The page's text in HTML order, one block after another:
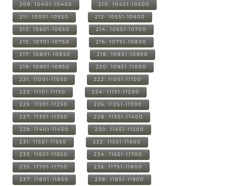
209: 10401-10450 210: 10451-10500
211: 10501-10550 212: 10551-10600
213: 10601-10650 214: 10651-10700
215: 10701-10750 216: 10751-10800
217: 10801-10850 218: 10851-10900
219: 10901-10950 220: 10951-11000
221: 11001-11050 222: 11051-11100
223: 11101-11150 224: 11151-11200
225: 11201-11250 226: 11251-11300
227: 11301-11350 228: 11351-11400
229: 11401-11450 230: 11451-11500
231: 11501-11550 232: 11551-11600
233: 11601-11650 234: 11651-11700
235: 11701-11750 236: 11751-11800
237: 11801-11850 238: 11851-11900